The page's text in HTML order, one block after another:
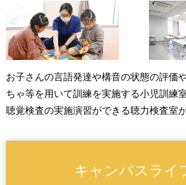
お子さんの言語発達や構音の状態の評価
ちゃ等を用いて訓練を実施する小児訓練
聴覚検査の実施演習ができる聴力検査室
キャンパスライ
キャンパス概要